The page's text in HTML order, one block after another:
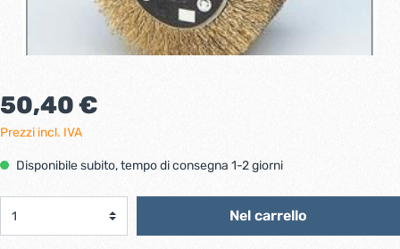
50,40 €
Prezzi incl. IVA
Disponibile subito, tempo di consegna 1-2 giorni
Nel carrello